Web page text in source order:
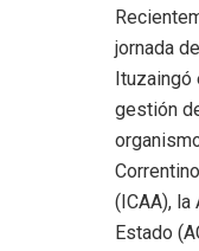
jornada
gestión
(ICAA), la
Estado